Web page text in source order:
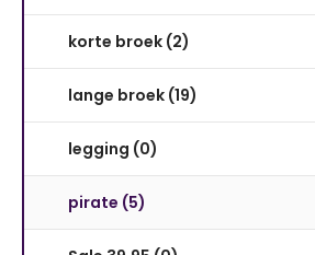
korte broek (2)
lange broek (19)
legging (0)
pirate (5)